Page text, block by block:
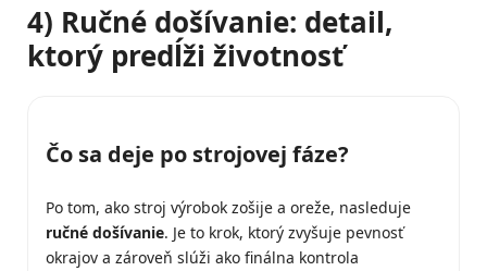
4) Ručné došívanie: detail,
ktorý predĺži životnosť
Čo sa deje po strojovej fáze?
Po tom, ako stroj výrobok zošije a oreže, nasleduje
ručné došívanie. Je to krok, ktorý zvyšuje pevnosť
okrajov a zároveň slúži ako finálna kontrola